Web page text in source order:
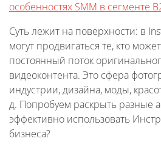
особенностях SMM в сегменте
Суть лежит на поверхности: в
могут продвигаться те, кто
постоянный поток
видеоконтента. Это сфера
индустрии, дизайна, моды,
д. Попробуем раскрыть разные
эффективно использовать
бизнеса?